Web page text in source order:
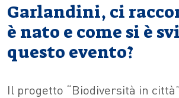
Garlandini, ci
è nato e come si è
questo evento?
Il progetto “Biodiversità in